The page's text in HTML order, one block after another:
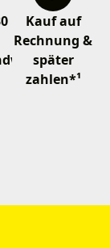
Kauf auf
Rechnung &
später
zahlen*¹